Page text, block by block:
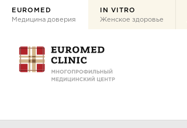
EUROMED
Медицина доверия
IN VITRO
Женское здоровье